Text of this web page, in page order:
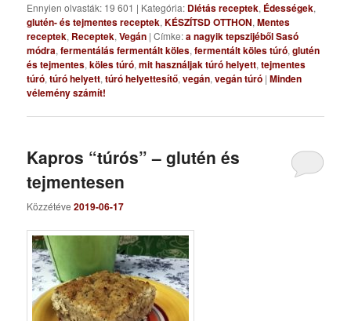
Ennyien olvasták: 19 601 | Kategória: Diétás receptek, Édességek,
glutén- és tejmentes receptek,KÉSZÍTSD OTTHON,Mentes
receptek, Receptek,Vegán |Címke:a nagyik tepszijéből Sasó
módra,fermentálás fermentált köles,fermentált köles túró,glutén
és tejmentes,köles túró,mit használjak túró helyett,tejmentes
túró,túró helyett,túró helyettesítő,vegán,vegán túró |Minden
vélemény számít!
Kapros “túrós” – glutén és
tejmentesen
Közzétéve2019-06-17